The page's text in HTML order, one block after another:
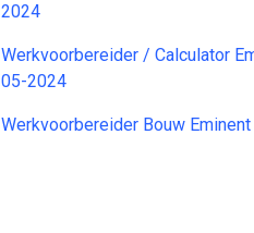
2024
Werkvoorbereider / Calculator
05-2024
Werkvoorbereider Bouw